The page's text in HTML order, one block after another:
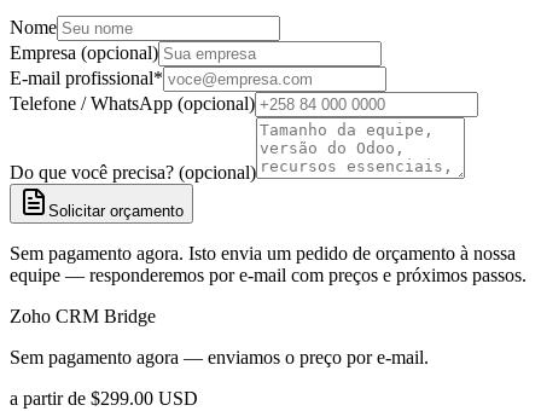
Nome
Empresa (opcional)
E-mail profissional*
Telefone / WhatsApp (opcional)
Do que você precisa? (opcional)
Solicitar orçamento
Sem pagamento agora. Isto envia um pedido de orçamento à nossa
equipe — responderemos por e-mail com preços e próximos passos.
Zoho CRM Bridge
Sem pagamento agora — enviamos o preço por e-mail.
a partir de $299.00 USD